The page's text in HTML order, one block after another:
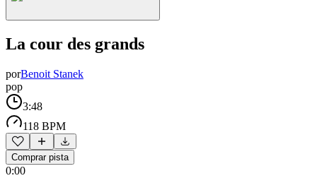
La cour des grands
porBenoit Stanek
pop
3:48
118 BPM
Comprar pista
0:00